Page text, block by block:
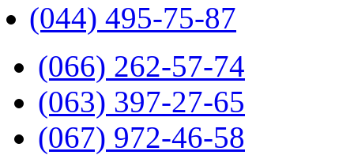
(044) 495-75-87
(066) 262-57-74
(063) 397-27-65
(067) 972-46-58